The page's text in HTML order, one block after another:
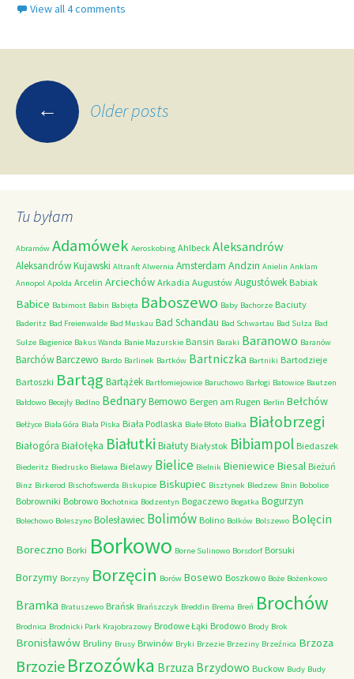
View all 4 comments
Posts
navigation
← Older posts
Tu byłam
Abramów Adamówek Aeroskobing Ahlbeck Aleksandrów
Aleksandrów Kujawski Altranft Alwernia Amsterdam Andzin Anielin Anklam
Annopol Apolda Arcelin Arciechów Arkadia Augustów Augustówek Babiak
Babice Babimost Babin Babięta Baboszewo Baby Bachorze Baciuty
Baderitz Bad Freienwalde Bad Muskau Bad Schandau Bad Schwartau Bad Sulza Bad
Sulze Bagienice Bakus Wanda Banie Mazurskie Bansin Baraki Baranowo Baranów
BarchówBarczewo Bardo Barlinek Bartków Bartniczka Bartniki Bartodzieje
Bartoszki Bartąg Bartążek Bartłomiejowice Baruchowo Barłogi Batowice Bautzen
Bałdowo Becejły Bedlno BednaryBemowo Bergen am Rugen Berlin Bełchów
Bełżyce Biała Góra Biała Piska Biała Podlaska Białe Błoto Białka Białobrzegi
Białogóra Białołęka Białutki Białuty Białystok Bibiampol Biedaszek
Biederitz Biedrusko Bielawa Bielawy Bielice Bielnik Bieniewice Biesal Bieżuń
Binz Birkerod Bischofswerda Biskupice Biskupiec Bisztynek Bledzew Bnin Bobolice
Bobrowniki Bobrowo Bochotnica Bodzentyn Bogaczewo Bogatka Bogurzyn
Bolechowo Boleszyno Bolesławiec Bolimów Bolino Bolków Bolszewo Bolęcin
Boreczno Borki Borkowo Borne Sulinowo Borsdorf Borsuki
Borzymy Borzyny Borzęcin Borów Bosewo Boszkowo Boże Bożenkowo
Bramka Bratuszewo Brańsk Brańszczyk Breddin Brema Breń Brochów
Brodnica Brodnicki Park Krajobrazowy Brodowe Łąki Brodowo Brody Brok
Bronisławów Bruliny Brusy Brwinów Bryki Brzezie Brzeziny Brzeźnica Brzoza
Brzozie Brzozówka Brzuza Brzydowo Buckow Budy Budy